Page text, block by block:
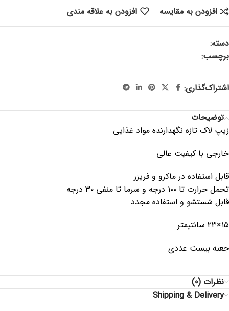
افزودن به مقایسه
افزودن به علاقه مندی
دسته:
برچسب:
اشتراک‌گذاری:
توضیحات
زیپ لاک تازه نگهدارنده مواد غذایی
خارجی با کیفیت عالی
قابل استفاده در ماکرو و فریزر
تحمل حرارت تا ۱۰۰ درجه و سرما تا منفی ۳۰ درجه
قابل شستشو و استفاده مجدد
۱۵×۲۳ سانتیمتر
جعبه بیست عددی
نظرات (0)
Shipping & Delivery